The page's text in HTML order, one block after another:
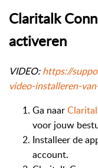
Claritalk
activeren
VIDEO:https://
video-installeren-
Ga naar
voor jouw
Installeer de
account.